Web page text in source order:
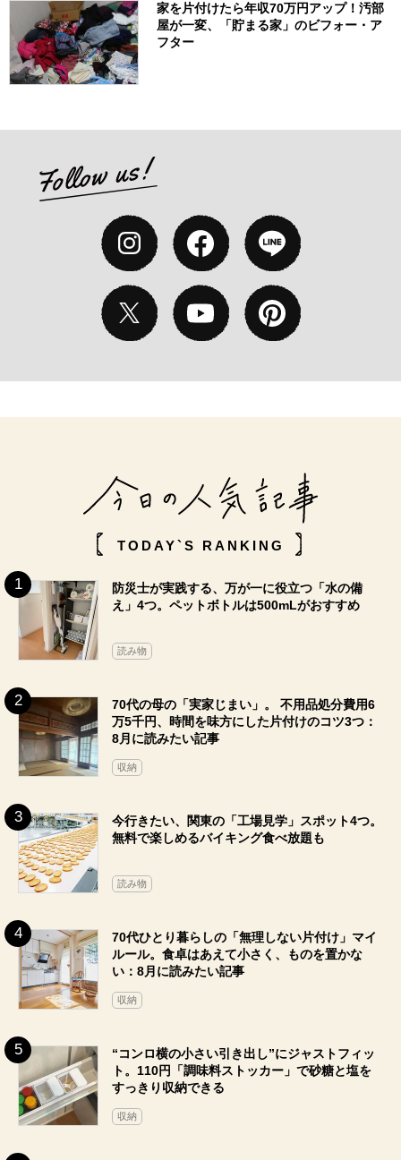
家を片付けたら年収70万円アップ！汚部
屋が一変、「貯まる家」のビフォー・ア
フター
TODAY`S RANKING
防災士が実践する、万が一に役立つ「水の備
え」4つ。ペットボトルは500mLがおすすめ
読み物
70代の母の「実家じまい」。 不用品処分費用6
万5千円、時間を味方にした片付けのコツ3つ：
8月に読みたい記事
収納
今行きたい、関東の「工場見学」スポット4つ。
無料で楽しめるバイキング食べ放題も
読み物
70代ひとり暮らしの「無理しない片付け」マイ
ルール。食卓はあえて小さく、ものを置かな
い：8月に読みたい記事
収納
“コンロ横の小さい引き出し”にジャストフィッ
ト。110円「調味料ストッカー」で砂糖と塩を
すっきり収納できる
収納